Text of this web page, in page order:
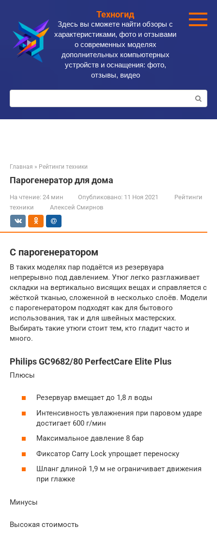
контенту
Техногид
Здесь вы сможете найти обзоры с
характеристиками, фото и отзывами
о современных моделях
дополнительных компьютерных
устройств и оснащения: фото,
отзывы, видео
Поиск:
Главная » Рейтинги техники
Парогенератор для дома
На чтение: 24 мин Опубликовано: 11 Ноя 2021
Рейтинги
техники
Алексей Смирнов
С парогенератором
В таких моделях пар подаётся из резервуара
непрерывно под давлением. Утюг легко разглаживает
складки на вертикально висящих вещах и справляется с
жёсткой тканью, сложенной в несколько слоёв. Модели
с парогенератором подходят как для бытового
использования, так и для швейных мастерских.
Выбирать такие утюги стоит тем, кто гладит часто и
много.
Philips GC9682/80 PerfectCare Elite Plus
Плюсы
Резервуар вмещает до 1,8 л воды
Интенсивность увлажнения при паровом ударе
достигает 600 г/мин
Максимальное давление 8 бар
Фиксатор Carry Lock упрощает переноску
Шланг длиной 1,9 м не ограничивает движения
при глажке
Минусы
Высокая стоимость